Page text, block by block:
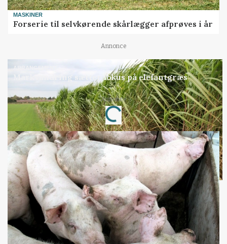
MASKINER
Forserie til selvkørende skårlægger afprøves i år
Annonce
ARRANGEMENT
Markvandring sætter fokus på elefantgræs
Annonce
Loading...